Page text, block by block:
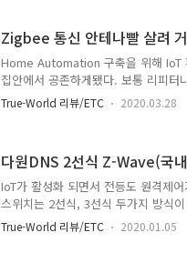
제품과 주변기기가 깔끔하게 정리되
Zigbee 통신 안테나빨 살려
Home Automation 구축을 위해 IoT
집안에서 공존하게됐다. 보통 리피
데 리피터추가하다보면 전기요금과
다. 안테나의 효과 1. 무선 통신에서
보낼수 있지만 신호를 받은 장치의 송
True-World 리뷰/ETC 2020.03.28
다원DNS 2선식 Z-Wave(국
IoT가 활성화 되면서 전등도 원격제
스위치는 2선식, 3선식 두가지 방식
인 전원 공급이 가능한 반면 국내 전
식은 L선만 스위치부에 있으면 설치
True-World 리뷰/ETC 2020.01.05